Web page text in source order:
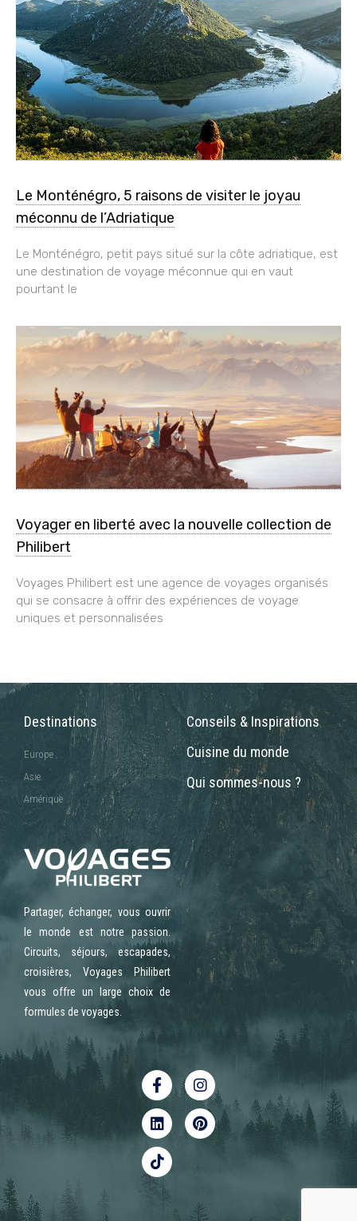
Le Monténégro, 5 raisons de visiter le joyau
méconnu de l’Adriatique
Le Monténégro, petit pays situé sur la côte adriatique, est
une destination de voyage méconnue qui en vaut
pourtant le
Voyager en liberté avec la nouvelle collection de
Philibert
Voyages Philibert est une agence de voyages organisés
qui se consacre à offrir des expériences de voyage
uniques et personnalisées
Destinations
Europe
Asie
Amérique
Conseils & Inspirations
Cuisine du monde
Qui sommes-nous ?
Partager, échanger, vous ouvrir
le monde est notre passion.
Circuits, séjours, escapades,
croisières, Voyages Philibert
vous offre un large choix de
formules de voyages.